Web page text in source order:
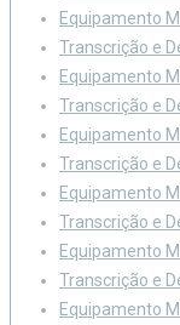
Equipamento
Transcrição e
Equipamento
Transcrição e
Equipamento
Transcrição e
Equipamento
Transcrição e
Equipamento
Transcrição e
Equipamento